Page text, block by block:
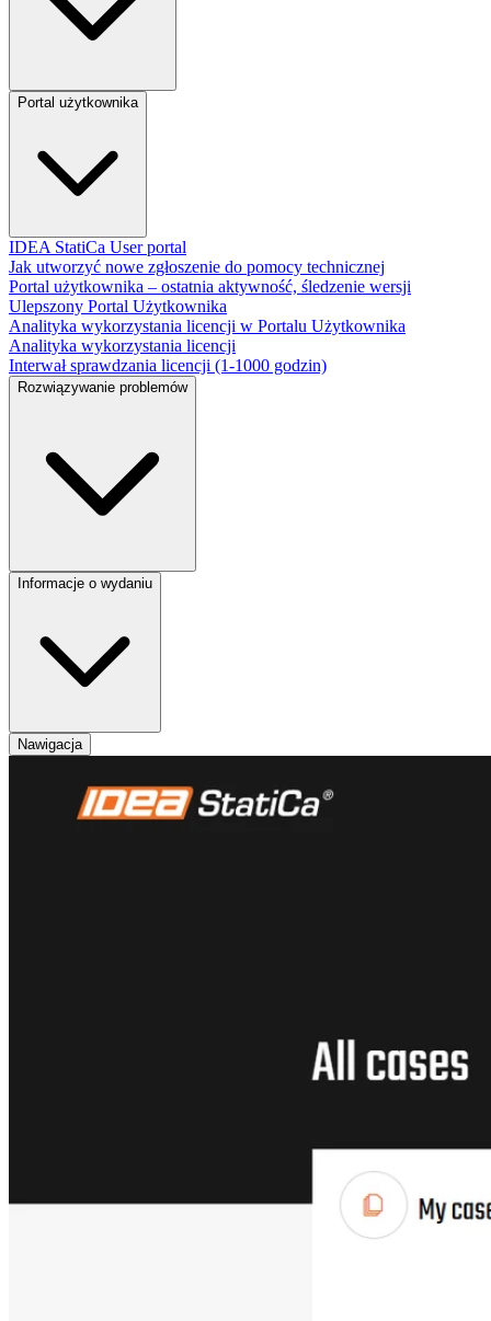
Portal użytkownika
IDEA StatiCa User portal
Jak utworzyć nowe zgłoszenie do pomocy technicznej
Portal użytkownika – ostatnia aktywność, śledzenie wersji
Ulepszony Portal Użytkownika
Analityka wykorzystania licencji w Portalu Użytkownika
Analityka wykorzystania licencji
Interwał sprawdzania licencji (1-1000 godzin)
Rozwiązywanie problemów
Informacje o wydaniu
Nawigacja